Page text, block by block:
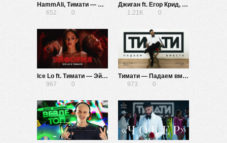
HammAli, Тимати — Баю-Бай
652
0
Джиган ft. Егор Крид, The Limba, blago white, OG Buda, Тимати, SODA LUV, Гуф — На чиле
1.21K
0
Ice Lo ft. Тимати — Эйфория
967
0
Тимати — Падаем вместе
973
0